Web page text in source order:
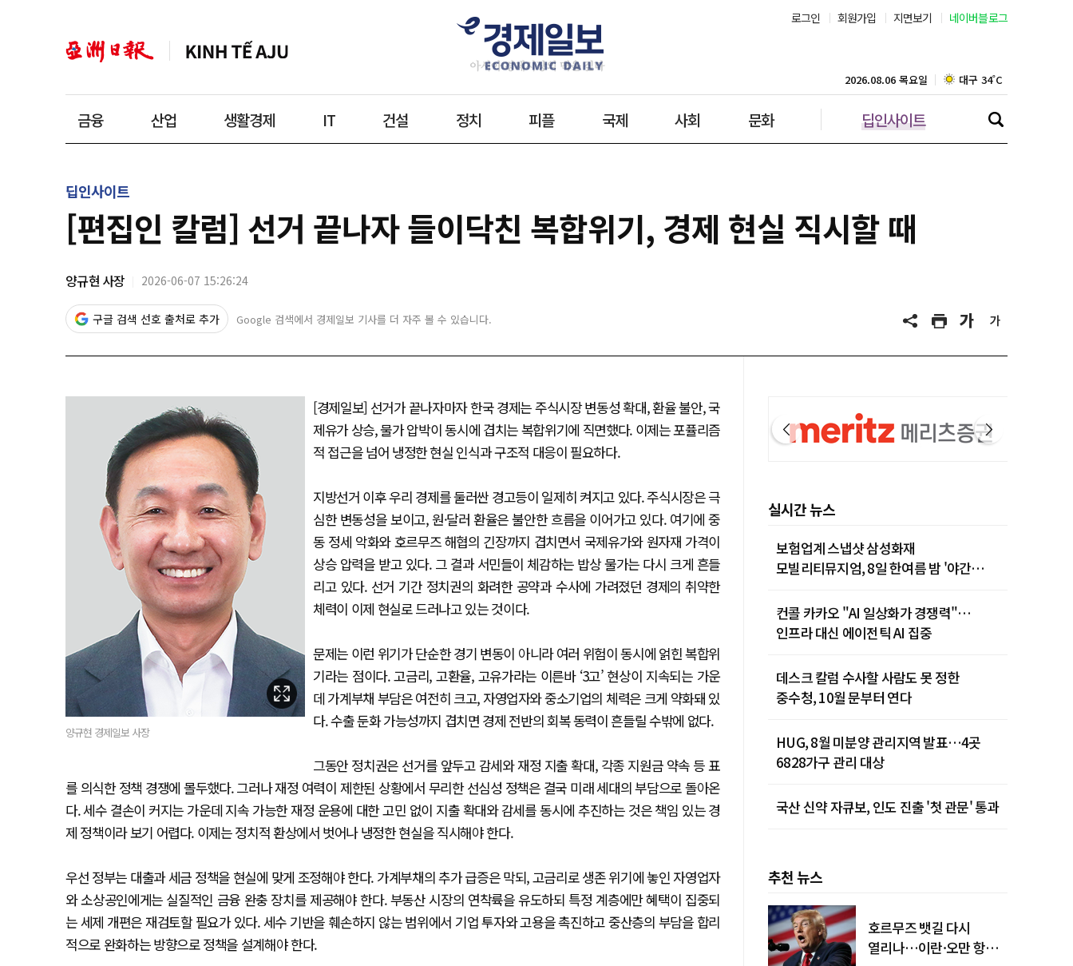
로그인 회원가입 지면보기 네이버블로그
금융 산업 생활경제 IT 건설 정치 피플 국제 사회 문화 딥인사이트
2026.08.06 목요일 대구 34˚C
인천 30˚C
제주 30˚C
딥인사이트
[편집인 칼럼] 선거 끝나자 들이닥친 복합위기, 경제 현실 직시할 때
양규현 사장 2026-06-07 15:26:24
구글 검색 선호 출처로 추가 Google 검색에서 경제일보 기사를 더 자주 볼 수 있습니다.
양규현 경제일보 사장
[경제일보] 선거가 끝나자마자 한국 경제는 주식시장 변동성 확대, 환율 불안, 국
제유가 상승, 물가 압박이 동시에 겹치는 복합위기에 직면했다. 이제는 포퓰리즘
적 접근을 넘어 냉정한 현실 인식과 구조적 대응이 필요하다.
지방선거 이후 우리 경제를 둘러싼 경고등이 일제히 켜지고 있다. 주식시장은 극
심한 변동성을 보이고, 원·달러 환율은 불안한 흐름을 이어가고 있다. 여기에 중
동 정세 악화와 호르무즈 해협의 긴장까지 겹치면서 국제유가와 원자재 가격이
상승 압력을 받고 있다. 그 결과 서민들이 체감하는 밥상 물가는 다시 크게 흔들
리고 있다. 선거 기간 정치권의 화려한 공약과 수사에 가려졌던 경제의 취약한
체력이 이제 현실로 드러나고 있는 것이다.
문제는 이런 위기가 단순한 경기 변동이 아니라 여러 위험이 동시에 얽힌 복합위
기라는 점이다. 고금리, 고환율, 고유가라는 이른바 ‘3고’ 현상이 지속되는 가운
데 가계부채 부담은 여전히 크고, 자영업자와 중소기업의 체력은 크게 약화돼 있
다. 수출 둔화 가능성까지 겹치면 경제 전반의 회복 동력이 흔들릴 수밖에 없다.
그동안 정치권은 선거를 앞두고 감세와 재정 지출 확대, 각종 지원금 약속 등 표
를 의식한 정책 경쟁에 몰두했다. 그러나 재정 여력이 제한된 상황에서 무리한 선심성 정책은 결국 미래 세대의 부담으로 돌아온
다. 세수 결손이 커지는 가운데 지속 가능한 재정 운용에 대한 고민 없이 지출 확대와 감세를 동시에 추진하는 것은 책임 있는 경
제 정책이라 보기 어렵다. 이제는 정치적 환상에서 벗어나 냉정한 현실을 직시해야 한다.
우선 정부는 대출과 세금 정책을 현실에 맞게 조정해야 한다. 가계부채의 추가 급증은 막되, 고금리로 생존 위기에 놓인 자영업자
와 소상공인에게는 실질적인 금융 완충 장치를 제공해야 한다. 부동산 시장의 연착륙을 유도하되 특정 계층에만 혜택이 집중되
는 세제 개편은 재검토할 필요가 있다. 세수 기반을 훼손하지 않는 범위에서 기업 투자와 고용을 촉진하고 중산층의 부담을 합리
적으로 완화하는 방향으로 정책을 설계해야 한다.
실시간 뉴스
보험업계 스냅샷 삼성화재
모빌리티뮤지엄, 8일 한여름 밤 '야간
컨콜 카카오 "AI 일상화가 경쟁력"…
인프라 대신 에이전틱 AI 집중
데스크 칼럼 수사할 사람도 못 정한
중수청, 10월 문부터 연다
HUG, 8월 미분양 관리지역 발표…4곳
6828가구 관리 대상
국산 신약 자큐보, 인도 진출 '첫 관문' 통과
추천 뉴스
호르무즈 뱃길 다시
열리나…이란·오만 항로